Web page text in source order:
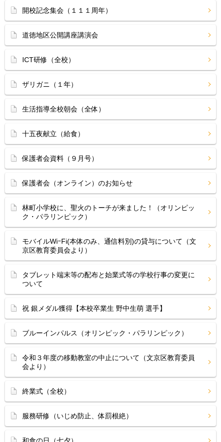
開校記念集会（１１１周年）
道徳地区公開講座講演会
ICT研修（全校）
ザリガニ（１年）
生活指導全校朝会（全体）
十五夜献立（給食）
保護者会資料（９月号）
保護者会（オンライン）のお知らせ
林町小学校に、聖火のトーチが来ました！（オリンピッ
ク・パラリンピック）
モバイルWiｰFi(本体のみ、通信料別)の貸与について（文
京区教育委員会より）
タブレット端末等の配布と始業式等の学校行事の変更に
ついて
祝 銀メダル獲得【本校卒業生 野中生萌 選手】
ブルーインパルス（オリンピック・パラリンピック）
令和３年度の移動教室の中止について（文京区教育委員
会より）
終業式（全校）
服務研修（いじめ防止、体罰根絶）